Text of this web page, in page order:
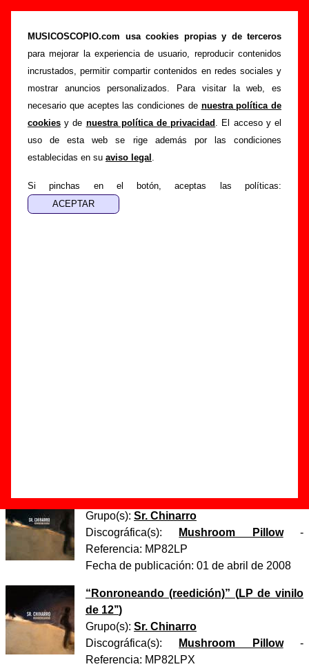
MUSICOSCOPIO.com usa cookies propias y de terceros
para mejorar la experiencia de usuario, reproducir contenidos
incrustados, permitir compartir contenidos en redes sociales y
mostrar anuncios personalizados. Para visitar la web, es
necesario que aceptes las condiciones de nuestra política de
cookies y de nuestra política de privacidad . El acceso y el
uso de esta web se rige además por las condiciones
establecidas en su aviso legal .
Si pinchas en el botón, aceptas las políticas:
“San Antonio”, canción de Sr. Chinarro (Letra
e información)
Portada >Sr. Chinarro >Canciones >San Antonio
Esta página pretende recopilar todo tipo de información
sobre lacanción "San Antonio " interpretada por
Chinarro. Además de su letra, también aparecerá
información sobre el autor o los autores, sobre los discos en
los que está incluido este tema, sobre la grabación del
encuentras errores o tienes información adicional, puedes
ayudar a
completar esta información
“Ronroneando” (LP de vinilo de 12’’)
Grupo(s): Sr. Chinarro
Discográfica(s):
Mushroom Pillow-
Referencia: MP82LP
Fecha de publicación: 01 de abril de 2008
“ Ronroneando (reedición)” (LP de vinilo
de 12’’)
Grupo(s): Sr. Chinarro
Discográfica(s):
Mushroom Pillow-
Referencia: MP82LPX